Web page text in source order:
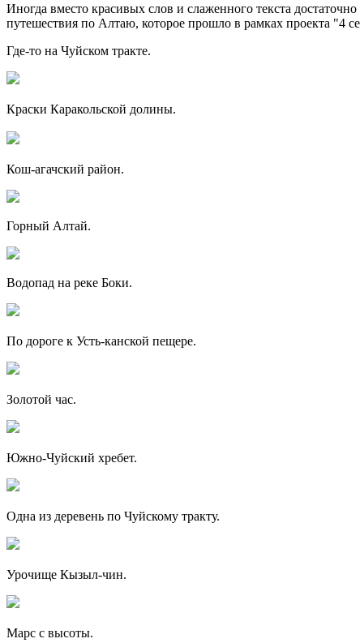
Иногда вместо красивых слов и слаженного текста
путешествия по Алтаю, которое прошло в рамках проекта "4
Где-то на Чуйском тракте.
Краски Каракольской долины.
Кош-агачский район.
Горный Алтай.
Водопад на реке Боки.
По дороге к Усть-канской пещере.
Золотой час.
Южно-Чуйский хребет.
Одна из деревень по Чуйскому тракту.
Урочище Кызыл-чин.
Марс с высоты.